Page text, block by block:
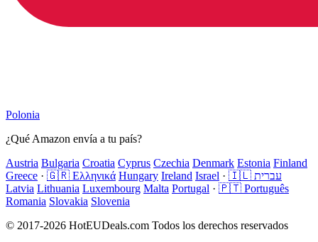
Polonia
¿Qué Amazon envía a tu país?
Austria Bulgaria Croatia Cyprus Czechia Denmark Estonia Finland
Greece · 🇬🇷 Ελληνικά Hungary Ireland Israel ·
🇮🇱 עברית
Latvia Lithuania Luxembourg Malta Portugal · 🇵🇹 Português
Romania Slovakia Slovenia
© 2017-2026 HotEUDeals.com Todos los derechos reservados